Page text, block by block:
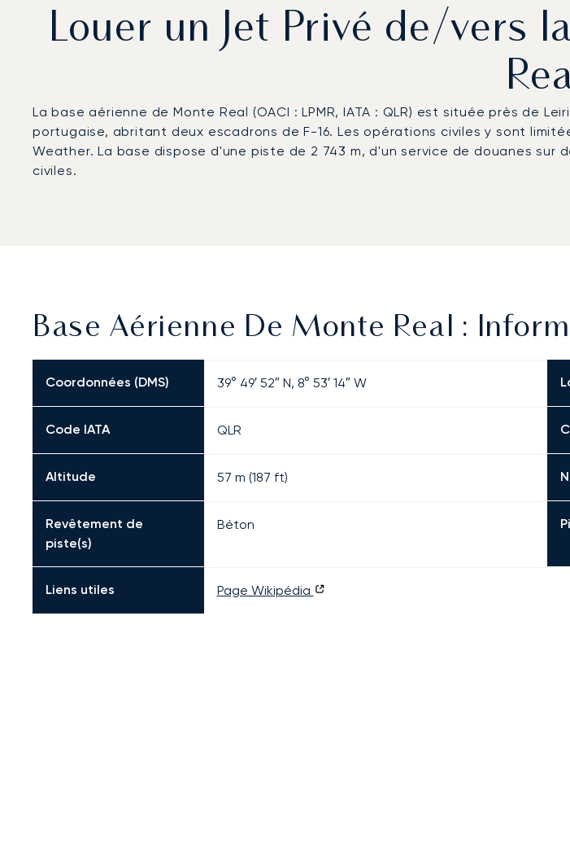
Louer un Jet Privé de/vers
La base aérienne de Monte Real (OACI : LPMR, IATA : QLR) est située près de
portugaise, abritant deux escadrons de F-16. Les opérations civiles y sont
Weather. La base dispose d'une piste de 2 743 m, d'un service de douanes
civiles.
Base Aérienne De Monte Real :
Coordonnées (DMS) 39° 49′ 52″ N, 8° 53′ 14″ W
Code IATA QLR
Altitude 57 m (187 ft)
Revêtement de
piste(s)
Béton
Liens utiles Page Wikipédia